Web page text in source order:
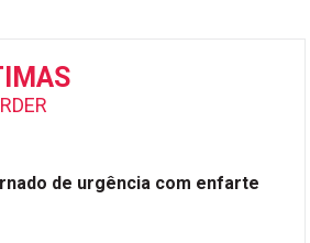
de urgência com enfarte